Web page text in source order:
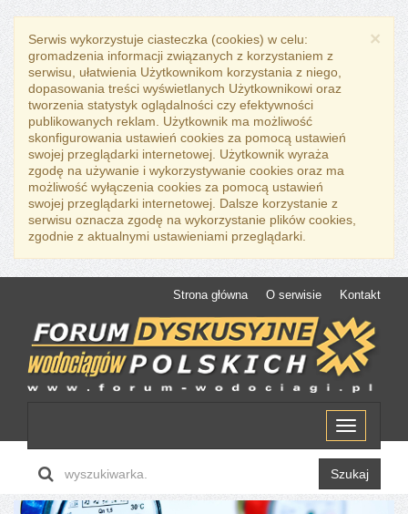
×
Serwis wykorzystuje ciasteczka (cookies) w celu:
gromadzenia informacji związanych z korzystaniem z
serwisu, ułatwienia Użytkownikom korzystania z niego,
dopasowania treści wyświetlanych Użytkownikowi oraz
tworzenia statystyk oglądalności czy efektywności
publikowanych reklam. Użytkownik ma możliwość
skonfigurowania ustawień cookies za pomocą ustawień
swojej przeglądarki internetowej. Użytkownik wyraża
zgodę na używanie i wykorzystywanie cookies oraz ma
możliwość wyłączenia cookies za pomocą ustawień
swojej przeglądarki internetowej. Dalsze korzystanie z
serwisu oznacza zgodę na wykorzystanie plików cookies,
zgodnie z aktualnymi ustawieniami przeglądarki.
Strona główna O serwisie Kontakt
Menu
Szukaj